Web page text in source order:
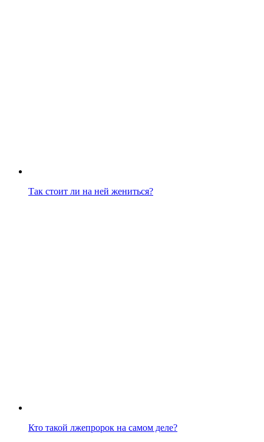
Так стоит ли на ней жениться?
Кто такой лжепророк на самом деле?